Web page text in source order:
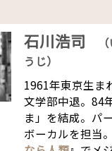
石川浩司
うじ）
1961年東京生ま
文学部中退。84
ま」を結成。パ
ボーカルを担当